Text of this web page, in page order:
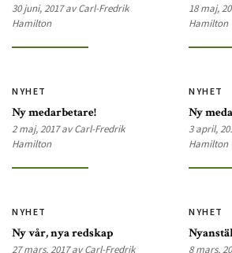
30 juni, 2017 av Carl-Fredrik
Hamilton
18 maj,
Hamilton
NYHET
Ny medarbetare!
2 maj, 2017 av Carl-Fredrik
Hamilton
NYHET
Ny
3 april,
Hamilton
NYHET
Ny vår, nya redskap
27 mars, 2017 av Carl-Fredrik
NYHET
8 mars,